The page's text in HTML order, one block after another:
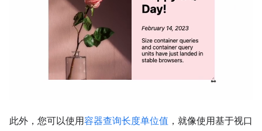
此外，您可以使用容器查询长度单位值 ，就像使用基于视口